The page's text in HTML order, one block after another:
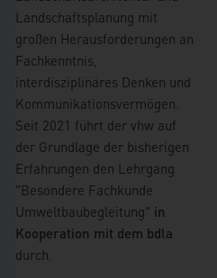
Dipl.-Ing. Arch.
Simon Hettler
Landschaftsarchitekt,
seit 2013 in der
Dr. Jutta C.
Rechtsanwältin,
Fachanwältin
Partnerin in der
Landschaftsplanung mit
großen Herausforderungen an
Fachkenntnis,
interdisziplinäres Denken und
Kommunikationsvermögen.
Seit 2021 führt der vhw auf
der Grundlage der bisherigen
Erfahrungen den Lehrgang
"Besondere Fachkunde
Umweltbaubegleitung" in
Kooperation mit dem bdla
durch.